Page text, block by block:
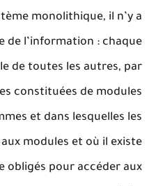
monolithique, il n’y a
de l’information : chaque
de toutes les autres, par
constituées de modules
et dans lesquelles les
modules et où il existe
obligés pour accéder aux